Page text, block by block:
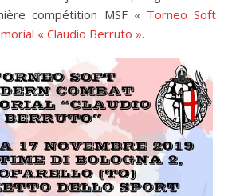
compétition MSF « Torneo Soft
« Claudio Berruto ».